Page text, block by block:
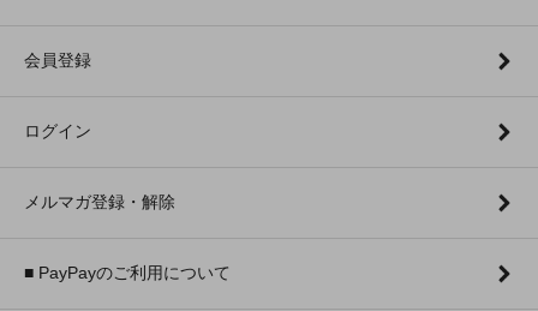
会員登録
ログイン
メルマガ登録・解除
■ PayPayのご利用について